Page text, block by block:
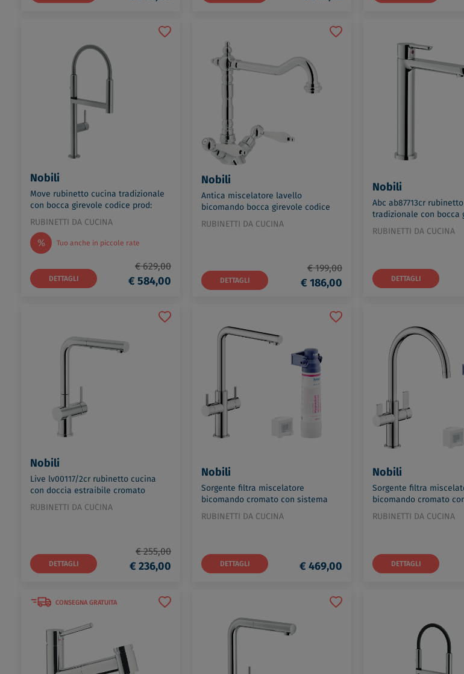
Nobili
Move rubinetto cucina tradizionale
con bocca girevole codice prod:
MV92300/50IX
RUBINETTI DA CUCINA
% Tuo anche in piccole rate
DETTAGLI
€ 629,00
€ 584,00
Nobili
Antica miscelatore lavello
bicomando bocca girevole codice
prod: AT31117CR
RUBINETTI DA CUCINA
DETTAGLI
€ 199,00
€ 186,00
Nobili
Abc ab87713cr
tradizionale con bocca
cromato codice prod:
RUBINETTI DA CUCINA
DETTAGLI
Nobili
Live lv00117/2cr rubinetto cucina
con doccia estraibile cromato
codice prod: LV00117/2CR
RUBINETTI DA CUCINA
DETTAGLI
€ 255,00
€ 236,00
Nobili
Sorgente filtra miscelatore
bicomando cromato con sistema
filtrante codice prod:
AQ93823/3VBCR
RUBINETTI DA CUCINA
DETTAGLI € 469,00
Nobili
Sorgente filtra
bicomando cromato
filtrante codice prod:
RUBINETTI DA CUCINA
DETTAGLI
CONSEGNA GRATUITA